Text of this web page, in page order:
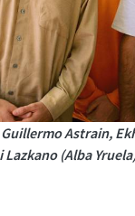
Astrain,
(Alba